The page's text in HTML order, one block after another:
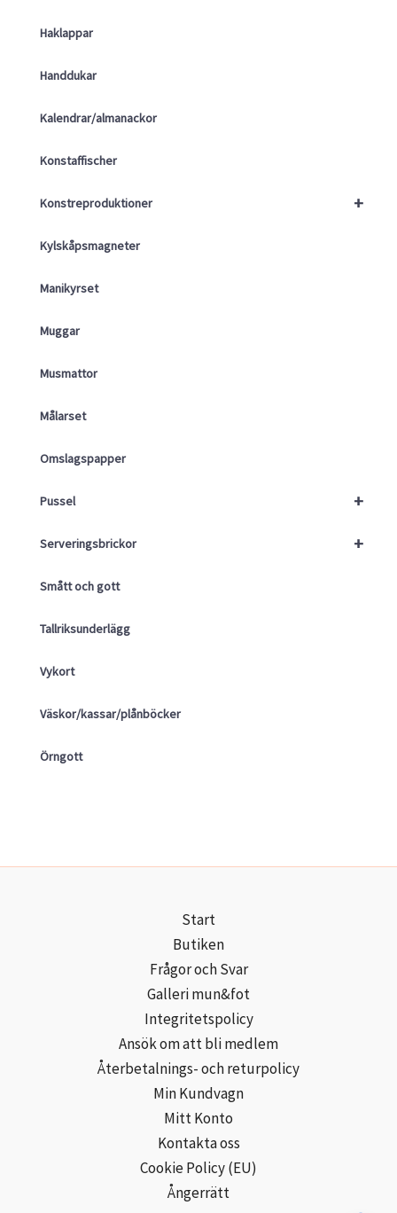
Haklappar
Handdukar
Kalendrar/almanackor
Konstaffischer
+
Konstreproduktioner
Kylskåpsmagneter
Manikyrset
Muggar
Musmattor
Målarset
Omslagspapper
+
Pussel
+
Serveringsbrickor
Smått och gott
Tallriksunderlägg
Vykort
Väskor/kassar/plånböcker
Örngott
Start
Butiken
Frågor och Svar
Galleri mun&fot
Integritetspolicy
Ansök om att bli medlem
Återbetalnings- och returpolicy
Min Kundvagn
Mitt Konto
Kontakta oss
Cookie Policy (EU)
Ångerrätt